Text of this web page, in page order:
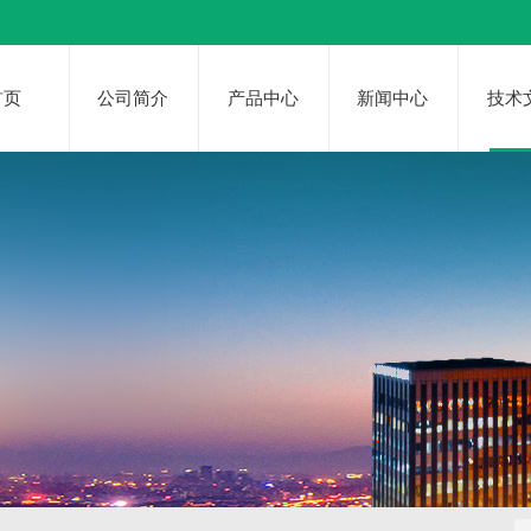
页 公司简介 产品中心 新闻中心 技术